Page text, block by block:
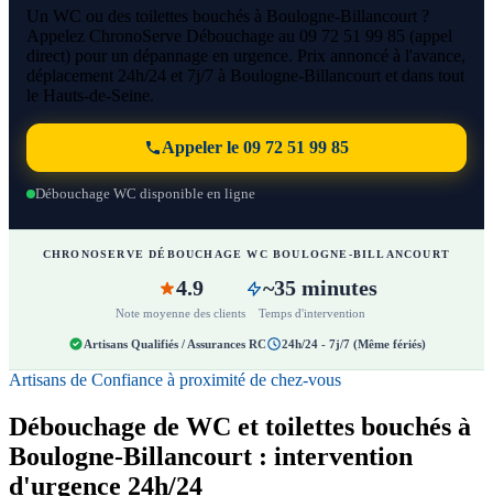
Un WC ou des toilettes bouchés à Boulogne-Billancourt ?
Appelez ChronoServe Débouchage au 09 72 51 99 85 (appel
direct) pour un dépannage en urgence. Prix annoncé à l'avance,
déplacement 24h/24 et 7j/7 à Boulogne-Billancourt et dans tout
le Hauts-de-Seine.
Appeler le 09 72 51 99 85
Débouchage WC disponible en ligne
CHRONOSERVE DÉBOUCHAGE WC BOULOGNE-BILLANCOURT
4.9
Note moyenne des clients
~35 minutes
Temps d'intervention
Artisans Qualifiés / Assurances RC 24h/24 - 7j/7 (Même fériés)
Artisans de Confiance à proximité de chez-vous
Débouchage de WC et toilettes bouchés à
Boulogne-Billancourt : intervention
d'urgence 24h/24